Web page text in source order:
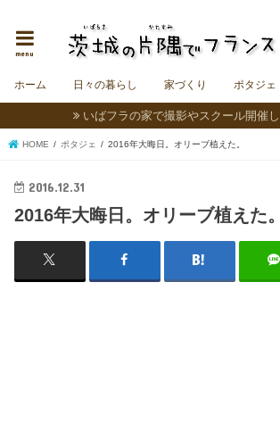
menu
ホーム 日々の暮らし 家づくり ポタジェ
いばフラの家で撮影やスクール開催
HOME ポタジェ 2016年大晦日。オリーブ植えた。
2016.12.31
2016年大晦日。オリーブ植えた。